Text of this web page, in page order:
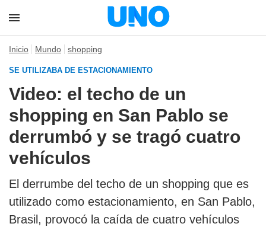
Inicio Mundo shopping
SE UTILIZABA DE ESTACIONAMIENTO
Video: el techo de un
shopping en San Pablo se
derrumbó y se tragó cuatro
vehículos
El derrumbe del techo de un shopping que es
utilizado como estacionamiento, en San Pablo,
Brasil, provocó la caída de cuatro vehículos